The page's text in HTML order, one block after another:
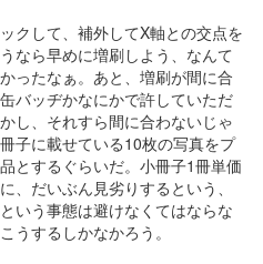
クして、補外してX軸との交点を
なら早めに増刷しよう、なんて
ったなぁ。あと、増刷が間に合
バッヂかなにかで許していただ
し、それすら間に合わないじゃ
子に載せている10枚の写真をプ
とするぐらいだ。小冊子1冊単価
、だいぶん見劣りするという、
いう事態は避けなくてはならな
うするしかなかろう。